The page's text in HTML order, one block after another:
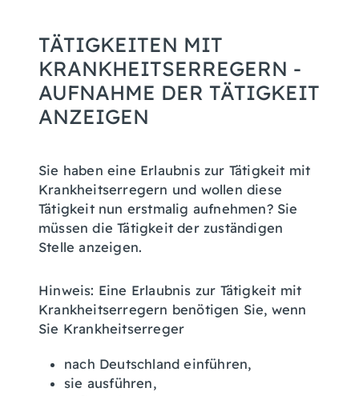
TÄTIGKEITEN MIT
KRANKHEITSERREGERN -
AUFNAHME DER TÄTIGKEIT
ANZEIGEN
Sie haben eine Erlaubnis zur Tätigkeit mit
Krankheitserregern und wollen diese
Tätigkeit nun erstmalig aufnehmen? Sie
müssen die Tätigkeit der zuständigen
Stelle anzeigen.
Hinweis: Eine Erlaubnis zur Tätigkeit mit
Krankheitserregern benötigen Sie, wenn
Sie Krankheitserreger
nach Deutschland einführen,
sie ausführen,